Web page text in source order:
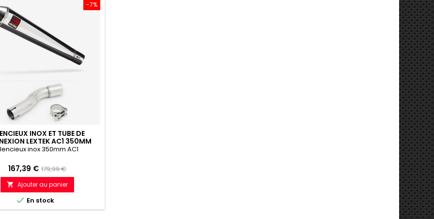
-7%
INOX ET TUBE DE
LEXTEK AC1 350MM
CMX500 REBEL (17-19)
inox 350mm AC1
Prix
167,39 € Prix
de
référence
179,99 €
 Ajouter au panier
 En stock